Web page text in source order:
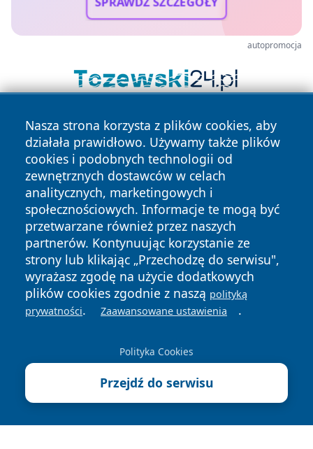
autopromocja
Nasza strona korzysta z plików cookies, aby
działała prawidłowo. Używamy także plików
cookies i podobnych technologii od
zewnętrznych dostawców w celach
analitycznych, marketingowych i
społecznościowych. Informacje te mogą być
przetwarzane również przez naszych
partnerów. Kontynuując korzystanie ze
strony lub klikając „Przechodzę do serwisu",
wyrażasz zgodę na użycie dodatkowych
plików cookies zgodnie z naszą polityką
prywatności. Zaawansowane ustawienia .
Polityka Cookies
Przejdź do serwisu
Copyright © 2026 pulsbydgoszczy.pl Wszystkie prawa
zastrzeżone.
News Autorzy
Polityka
Prywatności
Polityka
Cookies